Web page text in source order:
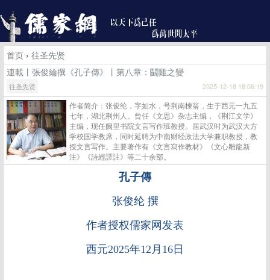
首页 › 往圣先贤
連載丨張俊綸撰《孔子傳》丨第八章：鬭雞之變
往圣先贤 2025-12-18 18:06:19
作者简介：张俊纶，字如水，号荆南楝翁，生于西元一九五
七年，湖北荆州人。曾任《文思》杂志主编，《荆江文学》
主编，现任阙里书院文言写作班教授。居武汉时为武汉大方
学校国学教席，同时延聘为中南财经政法大学兼职教授，教
授文言写作。主要著作有《文言寫作教材》《文心雕龍新
注》《詩經譯註》等二十余部。
孔子傳
张俊纶 撰
作者授权儒家网发表
西元2025年12月16日